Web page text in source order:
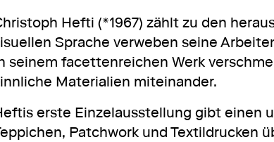
Hefti (*1967) zählt zu den
Sprache verweben seine
seinem facettenreichen Werk
Materialien miteinander.
erste Einzelausstellung gibt einen
Patchwork und Textildrucken